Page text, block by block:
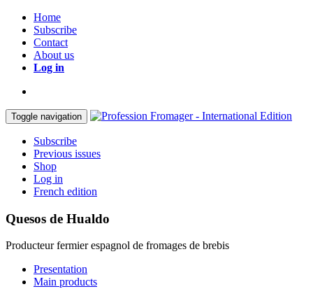
Home
Subscribe
Contact
About us
Log in
Toggle navigation
Subscribe
Previous issues
Shop
Log in
French edition
Quesos de Hualdo
Producteur fermier espagnol de fromages de brebis
Presentation
Main products